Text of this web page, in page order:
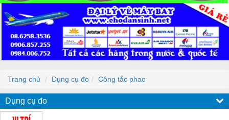
Trang chủ Dụng cụ đo Công tắc phao
Dụng cụ đo